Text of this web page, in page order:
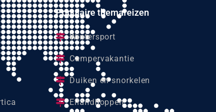
Populaire themareizen
Wintersport
Campervakantie
Duiken en snorkelen
Eilandhoppen